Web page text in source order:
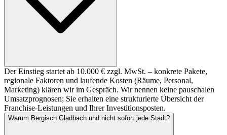
Der Einstieg startet ab 10.000 € zzgl. MwSt. – konkrete Pakete,
regionale Faktoren und laufende Kosten (Räume, Personal,
Marketing) klären wir im Gespräch. Wir nennen keine pauschalen
Umsatzprognosen; Sie erhalten eine strukturierte Übersicht der
Franchise-Leistungen und Ihrer Investitionsposten.
Warum Bergisch Gladbach und nicht sofort jede Stadt?